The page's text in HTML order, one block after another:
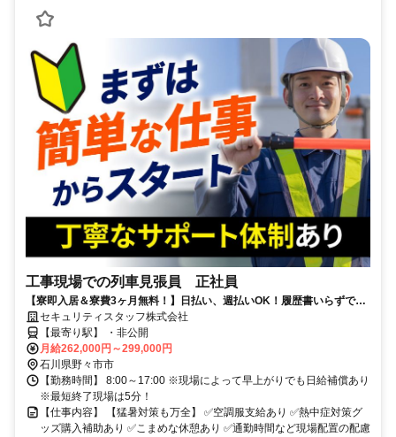
工事現場での列車見張員 正社員
【寮即入居＆寮費3ヶ月無料！】日払い、週払いOK！履歴書いらずで採
用率99％で安定生活スタート！
セキュリティスタッフ株式会社
【最寄り駅】 ・非公開
月給262,000円～299,000円
石川県野々市市
【勤務時間】 8:00～17:00 ※現場によって早上がりでも日給補償あり
※最短終了現場は5分！
【仕事内容】 【猛暑対策も万全】 ✅空調服支給あり ✅熱中症対策グ
ッズ購入補助あり ✅こまめな休憩あり ✅通勤時間など現場配置の配慮